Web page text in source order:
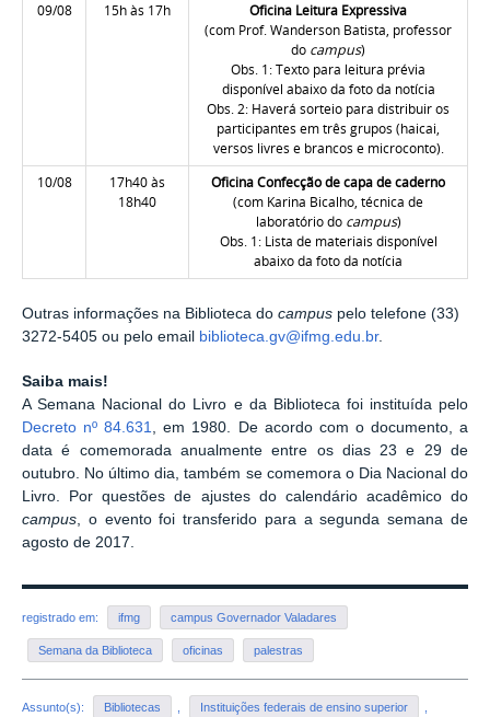
09/08
15h às 17h
Oficina Leitura Expressiva
(com Prof. Wanderson Batista, professor
do campus)
Obs. 1: Texto para leitura prévia
disponível abaixo da foto da notícia
Obs. 2: Haverá sorteio para distribuir os
participantes em três grupos (haicai,
versos livres e brancos e microconto).
10/08
17h40 às
18h40
Oficina Confecção de capa de caderno
(com Karina Bicalho, técnica de
laboratório do campus)
Obs. 1: Lista de materiais disponível
abaixo da foto da notícia
Outras informações na Biblioteca do campus pelo telefone (33)
3272-5405 ou pelo email biblioteca.gv@ifmg.edu.br.
Saiba mais!
A Semana Nacional do Livro e da Biblioteca foi instituída pelo
Decreto nº 84.631, em 1980. De acordo com o documento, a
data é comemorada anualmente entre os dias 23 e 29 de
outubro. No último dia, também se comemora o Dia Nacional do
Livro. Por questões de ajustes do calendário acadêmico do
campus, o evento foi transferido para a segunda semana de
agosto de 2017.
registrado em: ifmg campus Governador Valadares
Semana da Biblioteca oficinas palestras
Assunto(s): Bibliotecas , Instituições federais de ensino superior ,